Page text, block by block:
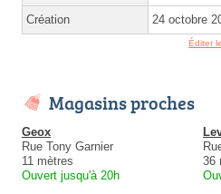
Création 24 octobre
Éditer
Magasins proches
Geox
Rue Tony Garnier
11 mètres
Ouvert jusqu'à 20h
36